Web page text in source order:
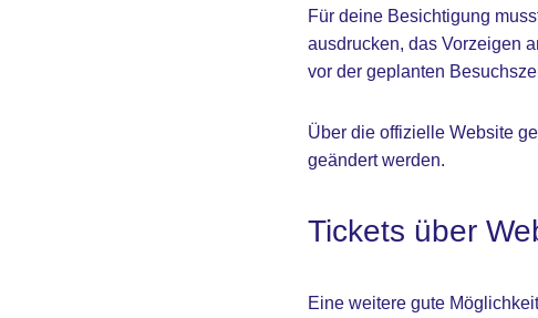
Für deine Besichtigung
ausdrucken, das Vorzeigen
vor der geplanten
Über die offizielle Website
geändert werden.
Tickets über
Eine weitere gute